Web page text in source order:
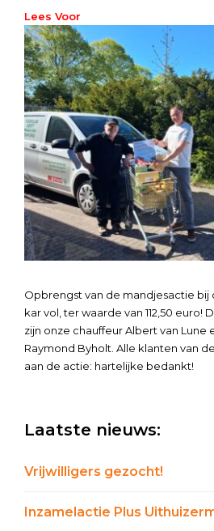
Lees Voor
Opbrengst van de mandjesactie bij
kar vol, ter waarde van 112,50 euro!
zijn onze chauffeur Albert van
Raymond Byholt. Alle klanten van
aan de actie: hartelijke bedankt!
Primary
Laatste nieuws:
Vrijwilligers gezocht!
Inzamelactie Plus